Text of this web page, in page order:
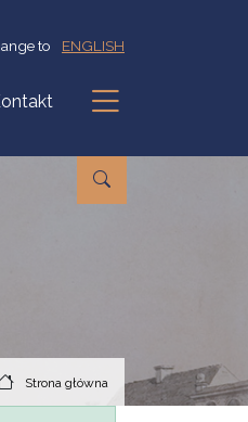
to ENGLISH
Podmenu
Strona główna